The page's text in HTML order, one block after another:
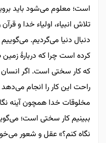
است؛ معلوم می‌شود باید
تلاش انبیاء، اولیاء خدا و
دنبال دنیا می‌گردیم.
کرده است چرا که دربارۀ
که کار سختی است. اگر انسان
راحت این کار را انجام
مخلوقات خدا همچون آینه
ببینیم کار سختی است؛
نگاه کنم؟» عقل و شعور